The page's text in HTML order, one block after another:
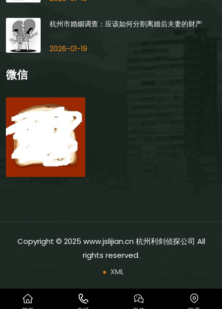
杭州市婚姻调查：应该如何分割离婚后夫妻的财产
2026-01-19
微信
Copyright © 2025 www.jslijian.cn 杭州利剑侦探公司 All
rights reserved.
XML